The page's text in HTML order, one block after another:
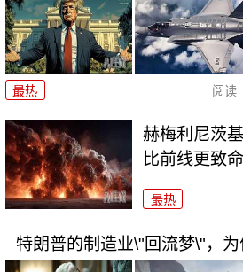
最热 阅读
赫梅利尼茨
比前线更致命
最热
特朗普的制造业\"回流梦\"，为